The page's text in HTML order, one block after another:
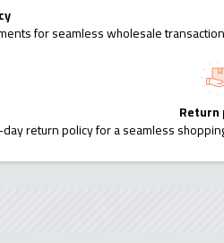
for seamless wholesale
Return
return policy for a seamless